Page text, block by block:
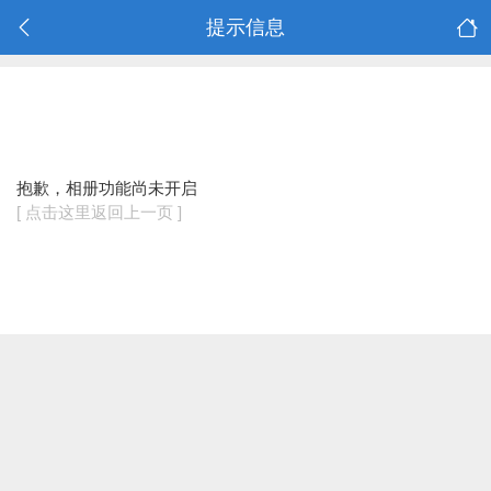
提示信息
抱歉，相册功能尚未开启
[ 点击这里返回上一页 ]